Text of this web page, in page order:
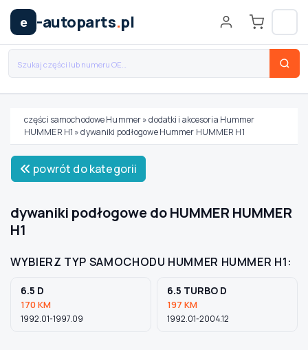
e -autoparts.pl
Wybierz swój pojazd
MARKA
części samochodowe Hummer»dodatki i akcesoria Hummer
HUMMER H1 »dywaniki podłogowe Hummer HUMMER H1
powrót do kategorii
dywaniki podłogowe do HUMMER HUMMER
H1
WYBIERZ TYP SAMOCHODU HUMMER HUMMER H1:
6.5 D
170 KM
1992.01-1997.09
6.5 TURBO D
197 KM
1992.01-2004.12